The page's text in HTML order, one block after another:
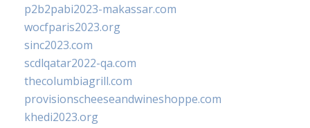
p2b2pabi2023-makassar.com
wocfparis2023.org
sinc2023.com
scdlqatar2022-qa.com
thecolumbiagrill.com
provisionscheeseandwineshoppe.com
khedi2023.org